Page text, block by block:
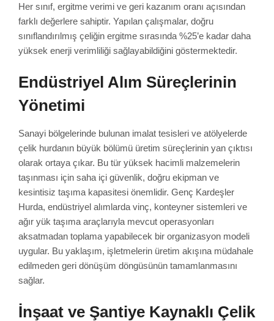
Her sınıf, ergitme verimi ve geri kazanım oranı açısından
farklı değerlere sahiptir. Yapılan çalışmalar, doğru
sınıflandırılmış çeliğin ergitme sırasında %25’e kadar daha
yüksek enerji verimliliği sağlayabildiğini göstermektedir.
Endüstriyel Alım Süreçlerinin
Yönetimi
Sanayi bölgelerinde bulunan imalat tesisleri ve atölyelerde
çelik hurdanın büyük bölümü üretim süreçlerinin yan çıktısı
olarak ortaya çıkar. Bu tür yüksek hacimli malzemelerin
taşınması için saha içi güvenlik, doğru ekipman ve
kesintisiz taşıma kapasitesi önemlidir. Genç Kardeşler
Hurda, endüstriyel alımlarda vinç, konteyner sistemleri ve
ağır yük taşıma araçlarıyla mevcut operasyonları
aksatmadan toplama yapabilecek bir organizasyon modeli
uygular. Bu yaklaşım, işletmelerin üretim akışına müdahale
edilmeden geri dönüşüm döngüsünün tamamlanmasını
sağlar.
İnşaat ve Şantiye Kaynaklı Çelik